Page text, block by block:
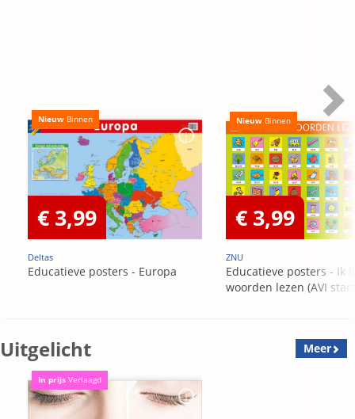
Nieuw Binnen
€ 3,99
Deltas
Educatieve posters - Europa
Nieuw Binnen
€ 3,99
ZNU
Educatieve posters - Ik
woorden lezen (AVI
Uitgelicht Meer
In prijs Verlaagd